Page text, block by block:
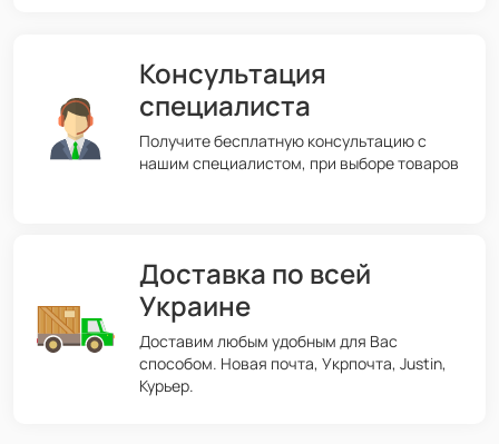
Консультация
специалиста
Получите бесплатную консультацию с
нашим специалистом, при выборе товаров
Доставка по всей
Украине
Доставим любым удобным для Вас
способом. Новая почта, Укрпочта, Justin,
Курьер.